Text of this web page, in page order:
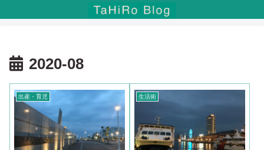
2020-08
出産・育児 生活術